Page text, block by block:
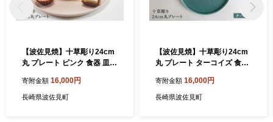
【波佐見焼】十草彫り24cm
丸 プレート ピンク 食器 皿
寄附金額 16,000円
長崎県波佐見町
【波佐見焼】十草彫り24cm
丸 プレート ターコイズ 食器
寄附金額 16,000円
長崎県波佐見町